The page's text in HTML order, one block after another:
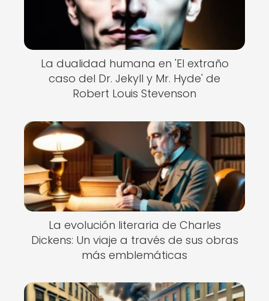
La dualidad humana en 'El extraño
caso del Dr. Jekyll y Mr. Hyde' de
Robert Louis Stevenson
La evolución literaria de Charles
Dickens: Un viaje a través de sus obras
más emblemáticas